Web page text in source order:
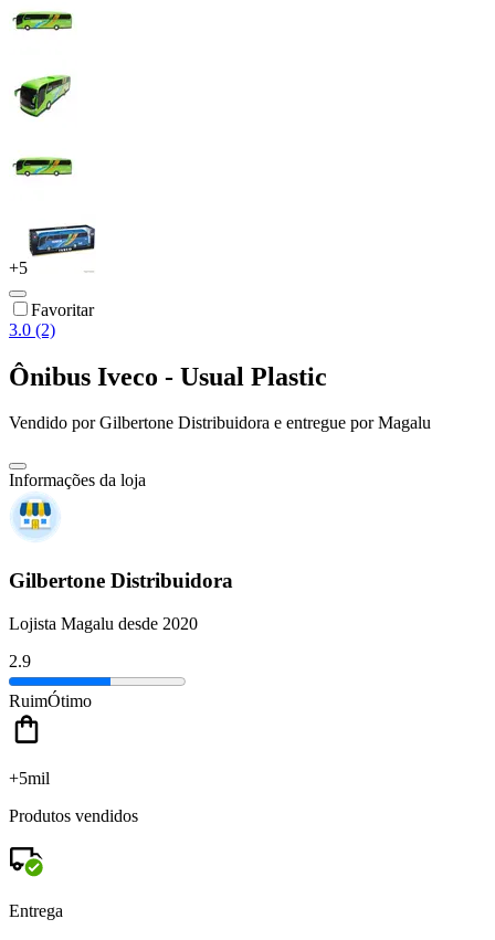
+5
Favoritar
3.0 (2)
Ônibus Iveco - Usual Plastic
Vendido porGilbertone Distribuidora e entregue por Magalu
Informações da loja
Gilbertone Distribuidora
Lojista Magalu desde 2020
2.9
RuimÓtimo
+5mil
Produtos vendidos
Entrega